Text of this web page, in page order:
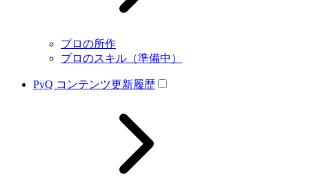
プロの所作
プロのスキル（準備中）
PyQ コンテンツ更新履歴